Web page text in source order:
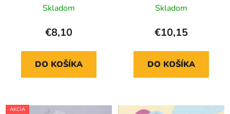
Skladom
€8,10
DO KOŠÍKA
Skladom
€10,15
DO KOŠÍKA
AKCIA